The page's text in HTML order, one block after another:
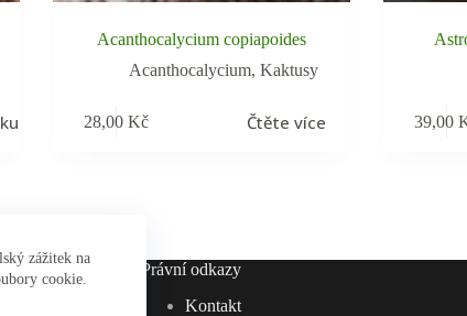
zážitek na
cookie.
Acanthocalycium copiapoides
Acanthocalycium, Kaktusy
28,00 Kč Čtěte více 39,00
Právní odkazy
Kontakt